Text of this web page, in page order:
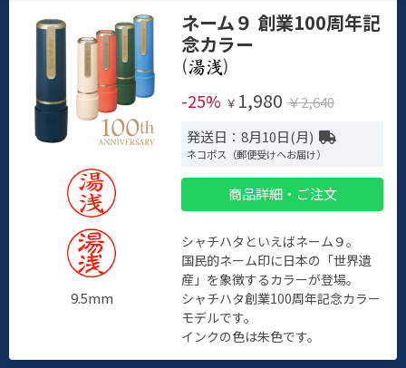
9.5mm
ネーム９ 創業100周年記
念カラー
(
)
-25% ￥ 1,980 ￥2,640
発送日：8月10日(月)
ネコポス（郵便受けへお届け）
商品詳細・ご注文
シャチハタといえばネーム９。
国民的ネーム印に日本の「世界遺
産」を象徴するカラーが登場。
シャチハタ創業100周年記念カラー
モデルです。
インクの色は朱色です。